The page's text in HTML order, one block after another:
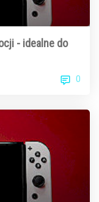
- idealne do
0